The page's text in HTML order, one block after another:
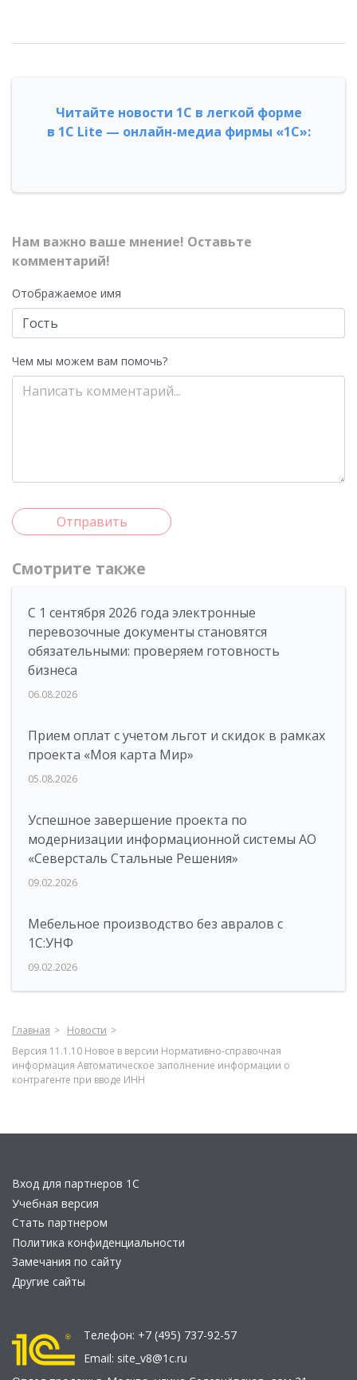
Читайте новости 1С в легкой форме
в 1С Lite — онлайн-медиа фирмы «1С»:
Нам важно ваше мнение! Оставьте
комментарий!
Отображаемое имя
Чем мы можем вам помочь?
Отправить
Смотрите также
С 1 сентября 2026 года электронные
перевозочные документы становятся
обязательными: проверяем готовность
бизнеса
06.08.2026
Прием оплат с учетом льгот и скидок в рамках
проекта «Моя карта Мир»
05.08.2026
Успешное завершение проекта по
модернизации информационной системы АО
«Северсталь Стальные Решения»
09.02.2026
Мебельное производство без авралов с
1С:УНФ
09.02.2026
Главная
Новости
Версия 11.1.10 Новое в версии Нормативно-справочная
информация Автоматическое заполнение информации о
контрагенте при вводе ИНН
Вход для партнеров 1С
Учебная версия
Стать партнером
Политика конфиденциальности
Замечания по сайту
Другие сайты
Телефон: +7 (495) 737-92-57
Email: site_v8@1c.ru